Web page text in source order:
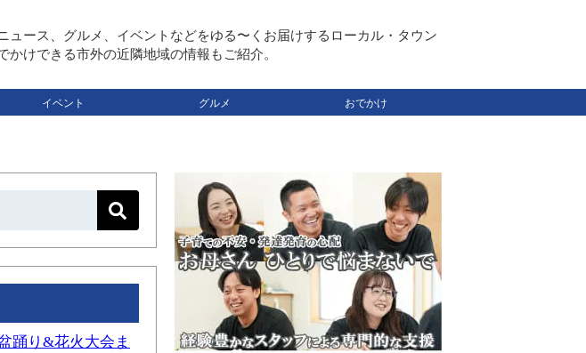
ュース、グルメ、イベントなどをゆる〜くお届けするローカル・タウン
けできる市外の近隣地域の情報もご紹介。
イベント グルメ おでかけ
踊り&花火大会ま